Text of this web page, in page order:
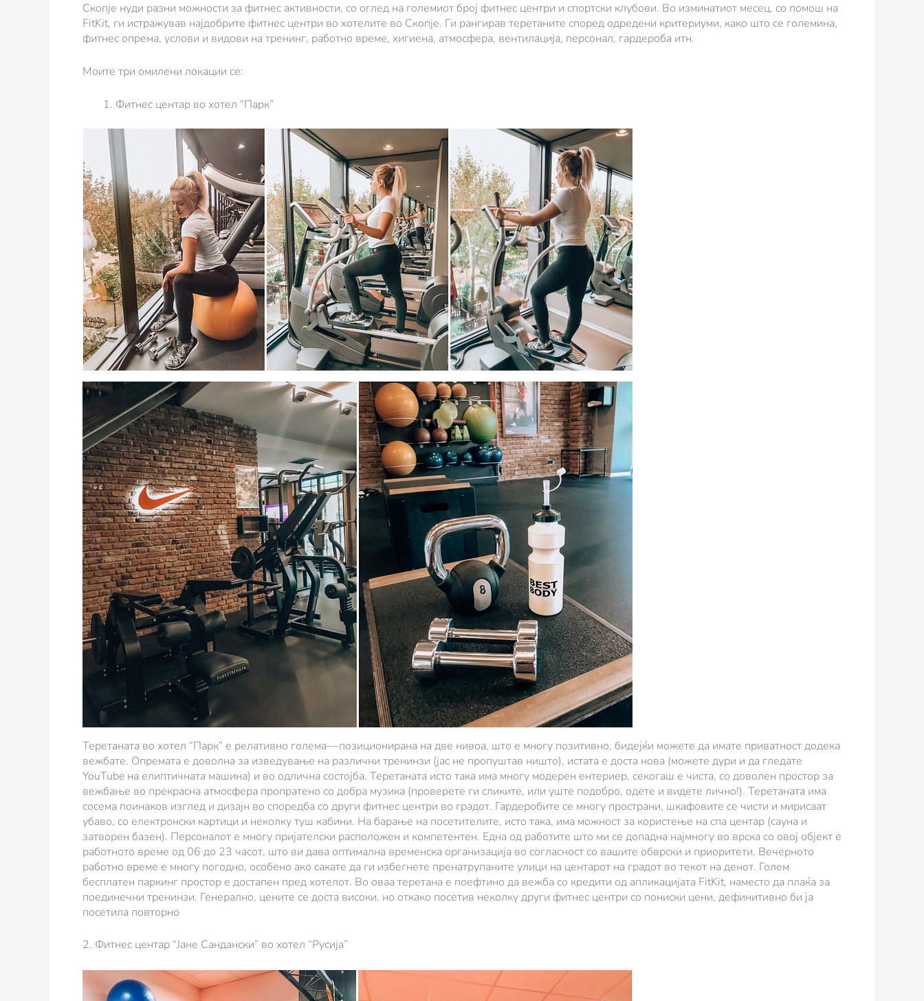
Скопје нуди разни можности за фитнес активности, со оглед на големиот број фитнес центри и спортски клубови. Во изминатиот месец, со помош на
FitKit, ги истражував најдобрите фитнес центри во хотелите во Скопје. Ги рангирав теретаните според одредени критериуми, како што се големина,
фитнес опрема, услови и видови на тренинг, работно време, хигиена, атмосфера, вентилација, персонал, гардероба итн.
Моите три омилени локации се:
Фитнес центар во хотел “Парк”
Теретаната во хотел “Парк” е релативно голема — позиционирана на две нивоа, што е многу позитивно, бидејќи можете да имате приватност додека
вежбате. Опремата е доволна за изведување на различни тренинзи (јас не пропуштав ништо), истата е доста нова (можете дури и да гледате
YouTube на елиптичната машина) и во одлична состојба. Теретаната исто така има многу модерен ентериер, секогаш е чиста, со доволен простор за
вежбање во прекрасна атмосфера пропратено со добра музика (проверете ги сликите, или уште подобро, одете и видете лично!). Теретаната има
сосема поинаков изглед и дизајн во споредба со други фитнес центри во градот. Гардеробите се многу пространи, шкафовите се чисти и мирисаат
убаво, со електронски картици и неколку туш кабини. На барање на посетителите, исто така, има можност за користење на спа центар (сауна и
затворен базен). Персоналот е многу пријателски расположен и компетентен. Една од работите што ми се допадна најмногу во врска со овој објект е
работното време од 06 до 23 часот, што ви дава оптимална временска организација во согласност со вашите обврски и приоритети. Вечерното
работно време е многу погодно, особено ако сакате да ги избегнете пренатрупаните улици на центарот на градот во текот на денот. Голем
бесплатен паркинг простор е достапен пред хотелот. Во оваа теретана е поефтино да вежба со кредити од апликацијата FitKit, наместо да плаќа за
поединечни тренинзи. Генерално, цените се доста високи, но откако посетив неколку други фитнес центри со пониски цени, дефинитивно би ја
посетила повторно
2. Фитнес центар “Јане Сандански” во хотел “Русија”